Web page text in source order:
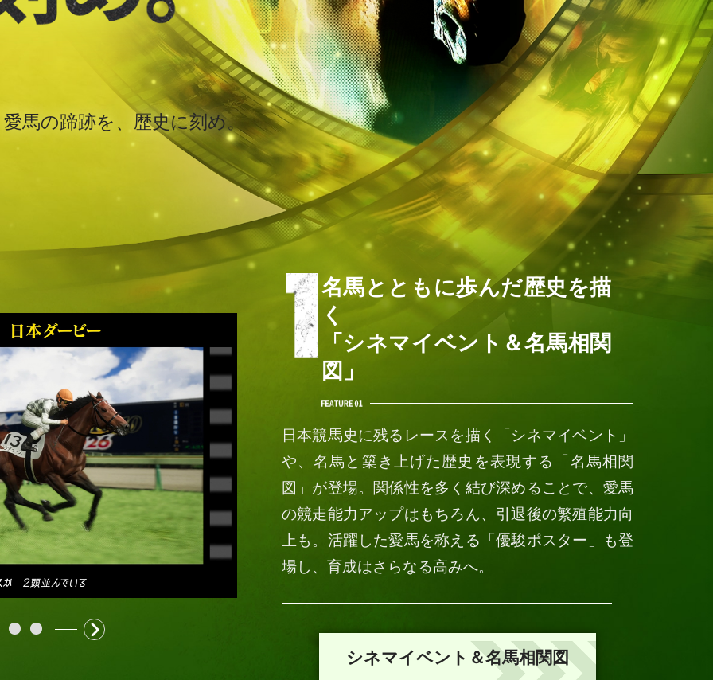
馬の蹄跡を、歴史に刻め。
名馬とともに歩んだ歴史を描
く
「シネマイベント＆名馬相関
図」
日本競馬史に残るレースを描く「シネマイベント」
や、名馬と築き上げた歴史を表現する「名馬相関
図」が登場。関係性を多く結び深めることで、愛馬
の競走能力アップはもちろん、引退後の繁殖能力向
上も。活躍した愛馬を称える「優駿ポスター」も登
場し、育成はさらなる高みへ。
シネマイベント＆名馬相関図